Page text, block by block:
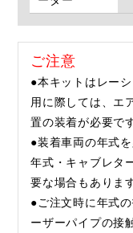
ご注意
●本キットはレー
用に際しては、エ
置の装着が必要で
●装着車両の年式
年式・キャブレタ
要な場合もありま
●ご注文時に年式
ーザーパイプの接